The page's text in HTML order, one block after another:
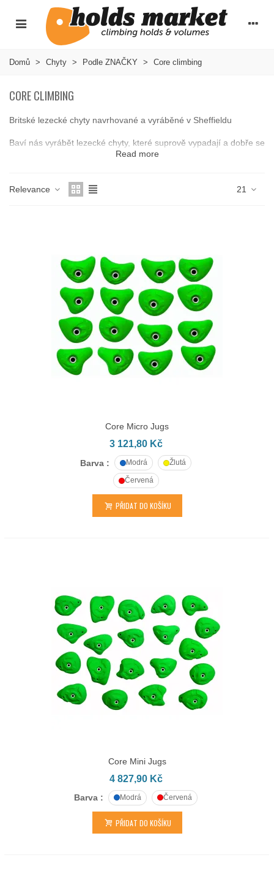
Domů > Chyty > Podle ZNAČKY > Core climbing
CORE CLIMBING
Britské lezecké chyty navrhované a vyráběné v Sheffieldu
Baví nás vyrábět lezecké chyty, které suprově vypadají a dobře se
po nich leze. Naše chyty najdete v největších lezeckých centrech
lezení dětí nebo do škol s lezeckými stěnami.
Read more
Relevance 21
Core Micro Jugs
3 121,80 Kč
Barva : Modrá Žlutá
Červená
PŘIDAT DO KOŠÍKU
Core Mini Jugs
4 827,90 Kč
Barva : Modrá Červená
PŘIDAT DO KOŠÍKU